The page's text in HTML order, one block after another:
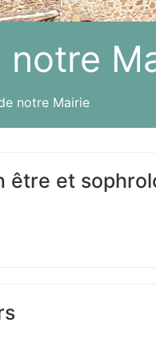
notre
notre Mairie
être et